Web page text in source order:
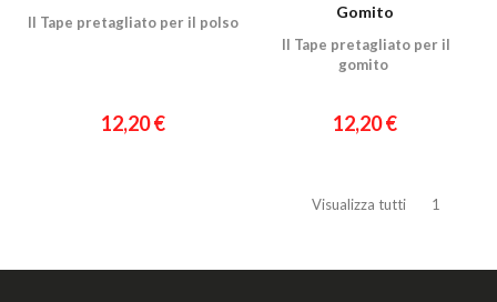
Il Tape pretagliato per il polso
12,20 €
Gomito
Il Tape pretagliato per il
gomito
12,20 €
Visualizza tutti 1